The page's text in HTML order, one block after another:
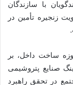
با سازندگان
زنجیره تأمین در
ساخت داخل، بر
صنایع پتروشیمی
در تحقق راهبرد